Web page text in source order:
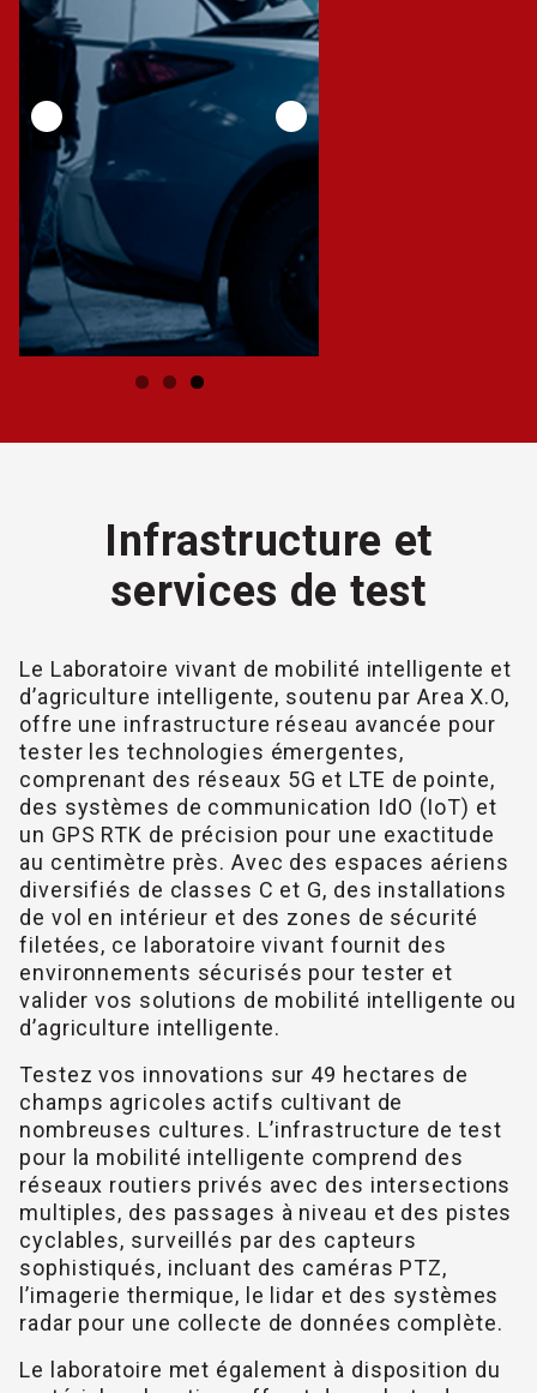
Infrastructure et
services de test
Le Laboratoire vivant de mobilité intelligente et
d’agriculture intelligente, soutenu par Area X.O,
offre une infrastructure réseau avancée pour
tester les technologies émergentes,
comprenant des réseaux 5G et LTE de pointe,
des systèmes de communication IdO (IoT) et
un GPS RTK de précision pour une exactitude
au centimètre près. Avec des espaces aériens
diversifiés de classes C et G, des installations
de vol en intérieur et des zones de sécurité
filetées, ce laboratoire vivant fournit des
environnements sécurisés pour tester et
valider vos solutions de mobilité intelligente ou
d’agriculture intelligente.
Testez vos innovations sur 49 hectares de
champs agricoles actifs cultivant de
nombreuses cultures. L’infrastructure de test
pour la mobilité intelligente comprend des
réseaux routiers privés avec des intersections
multiples, des passages à niveau et des pistes
cyclables, surveillés par des capteurs
sophistiqués, incluant des caméras PTZ,
l’imagerie thermique, le lidar et des systèmes
radar pour une collecte de données complète.
Le laboratoire met également à disposition du